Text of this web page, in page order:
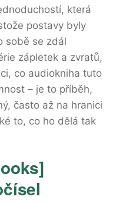
která
postavy byly
sobě se zdál
zápletek a zvratů,
co audiokniha tuto
– je to příběh,
často až na hranici
to, co ho dělá tak